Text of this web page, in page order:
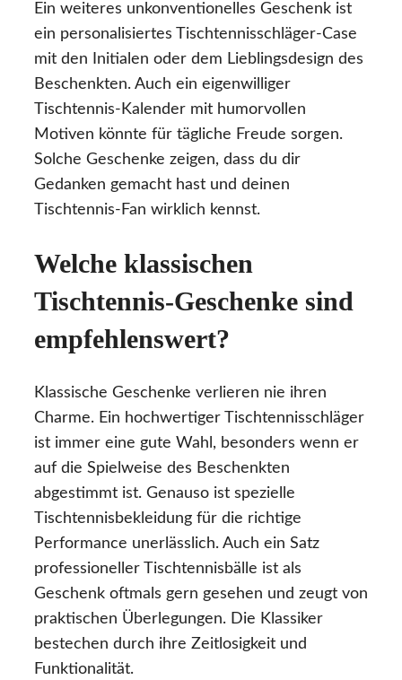
Ein weiteres unkonventionelles Geschenk ist
ein personalisiertes Tischtennisschläger-Case
mit den Initialen oder dem Lieblingsdesign des
Beschenkten. Auch ein eigenwilliger
Tischtennis-Kalender mit humorvollen
Motiven könnte für tägliche Freude sorgen.
Solche Geschenke zeigen, dass du dir
Gedanken gemacht hast und deinen
Tischtennis-Fan wirklich kennst.
Welche klassischen
Tischtennis-Geschenke sind
empfehlenswert?
Klassische Geschenke verlieren nie ihren
Charme. Ein hochwertiger Tischtennisschläger
ist immer eine gute Wahl, besonders wenn er
auf die Spielweise des Beschenkten
abgestimmt ist. Genauso ist spezielle
Tischtennisbekleidung für die richtige
Performance unerlässlich. Auch ein Satz
professioneller Tischtennisbälle ist als
Geschenk oftmals gern gesehen und zeugt von
praktischen Überlegungen. Die Klassiker
bestechen durch ihre Zeitlosigkeit und
Funktionalität.